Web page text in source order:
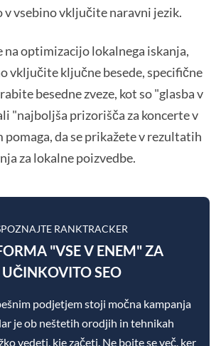
v vsebino vključite naravni jezik.
optimizacijo lokalnega iskanja,
vključite ključne besede, specifične
besedne zveze, kot so "glasba v
"najboljša prizorišča za koncerte v
pomaga, da se prikažete v rezultatih
za lokalne poizvedbe.
RANKTRACKER
"VSE V ENEM" ZA
UČINKOVITO SEO
podjetjem stoji močna kampanja
je ob neštetih orodjih in tehnikah
vedeti, kje začeti. Ne bojte se več, ker